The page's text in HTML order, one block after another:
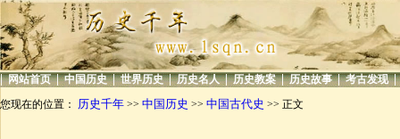
| 网站首页 | 中国历史 | 世界历史 | 历史名人 | 历史教案 | 历史故事 | 考古发现 |
您现在的位置： 历史千年 >> 中国历史 >> 中国古代史 >> 正文